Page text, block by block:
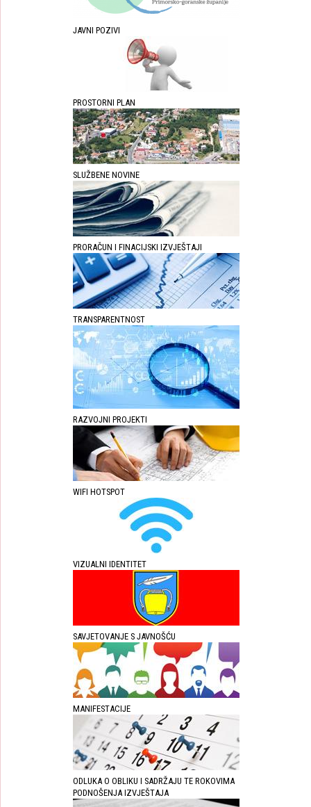
JAVNI POZIVI
PROSTORNI PLAN
SLUŽBENE NOVINE
PRORAČUN I FINACIJSKI IZVJEŠTAJI
TRANSPARENTNOST
RAZVOJNI PROJEKTI
WIFI HOTSPOT
VIZUALNI IDENTITET
SAVJETOVANJE S JAVNOŠĆU
MANIFESTACIJE
ODLUKA O OBLIKU I SADRŽAJU TE ROKOVIMA
PODNOŠENJA IZVJEŠTAJA